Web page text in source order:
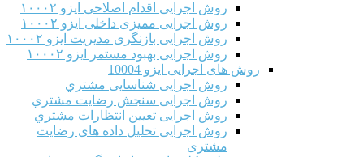
روش اجرایی اقدام اصلاحی ایزو ۱۰۰۰۲
روش اجرایی ممیزی داخلی ایزو ۱۰۰۰۲
روش اجرایی بازنگری مدیریت ایزو ۱۰۰۰۲
روش اجرایی بهبود مستمر ایزو ۱۰۰۰۲
روش های اجرایی ایزو 10004
روش اجرایی شناسایی مشتري
روش اجرایی سنجش رضایت مشتري
روش اجرایی تعیین انتظارات مشتري
روش اجرایی تحلیل داده های رضایت
مشتری